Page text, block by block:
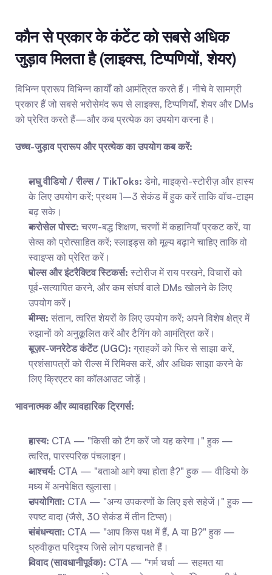
कौन से प्रकार के कंटेंट को सबसे अधिक
जुड़ाव मिलता है (लाइक्स, टिप्पणियों, शेयर)
विभिन्न प्रारूप विभिन्न कार्यों को आमंत्रित करते हैं। नीचे वे सामग्री
प्रकार हैं जो सबसे भरोसेमंद रूप से लाइक्स, टिप्पणियाँ, शेयर और DMs
को प्रेरित करते हैं—और कब प्रत्येक का उपयोग करना है।
उच्च-जुड़ाव प्रारूप और प्रत्येक का उपयोग कब करें:
लघु वीडियो / रील्स / TikToks: डेमो, माइक्रो-स्टोरीज़ और हास्य
के लिए उपयोग करें; प्रथम 1–3 सेकंड में हुक करें ताकि वॉच-टाइम
बढ़ सके।
करोसेल पोस्ट: चरण-बद्ध शिक्षण, चरणों में कहानियाँ प्रकट करें, या
सेव्स को प्रोत्साहित करें; स्लाइड्स को मूल्य बढ़ाने चाहिए ताकि वो
स्वाइप्स को प्रेरित करें।
पोल्स और इंटरैक्टिव स्टिकर्स: स्टोरीज में राय परखने, विचारों को
पूर्व-सत्यापित करने, और कम संघर्ष वाले DMs खोलने के लिए
उपयोग करें।
मीम्स: संतान, त्वरित शेयरों के लिए उपयोग करें; अपने विशेष क्षेत्र में
रुझानों को अनुकूलित करें और टैगिंग को आमंत्रित करें।
यूज़र-जनरेटेड कंटेंट (UGC): ग्राहकों को फिर से साझा करें,
प्रशंसापत्रों को रील्स में रिमिक्स करें, और अधिक साझा करने के
लिए क्रिएटर का कॉलआउट जोड़ें।
भावनात्मक और व्यावहारिक ट्रिगर्स:
हास्य: CTA — "किसी को टैग करें जो यह करेगा।" हुक —
त्वरित, पारस्परिक पंचलाइन।
आश्चर्य: CTA — "बताओ आगे क्या होता है?" हुक — वीडियो के
मध्य में अनपेक्षित खुलासा।
उपयोगिता: CTA — "अन्य उपकरणों के लिए इसे सहेजें।" हुक —
स्पष्ट वादा (जैसे, 30 सेकंड में तीन टिप्स)।
संबंधन्यता: CTA — "आप किस पक्ष में हैं, A या B?" हुक —
ध्रुवीकृत परिदृश्य जिसे लोग पहचानते हैं।
विवाद (सावधानीपूर्वक): CTA — "गर्म चर्चा — सहमत या